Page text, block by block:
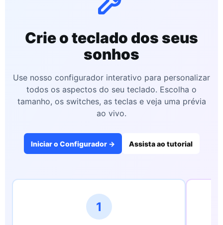
Crie o teclado dos seus
sonhos
Use nosso configurador interativo para personalizar
todos os aspectos do seu teclado. Escolha o
tamanho, os switches, as teclas e veja uma prévia
ao vivo.
Iniciar o Configurador → Assista ao tutorial
1